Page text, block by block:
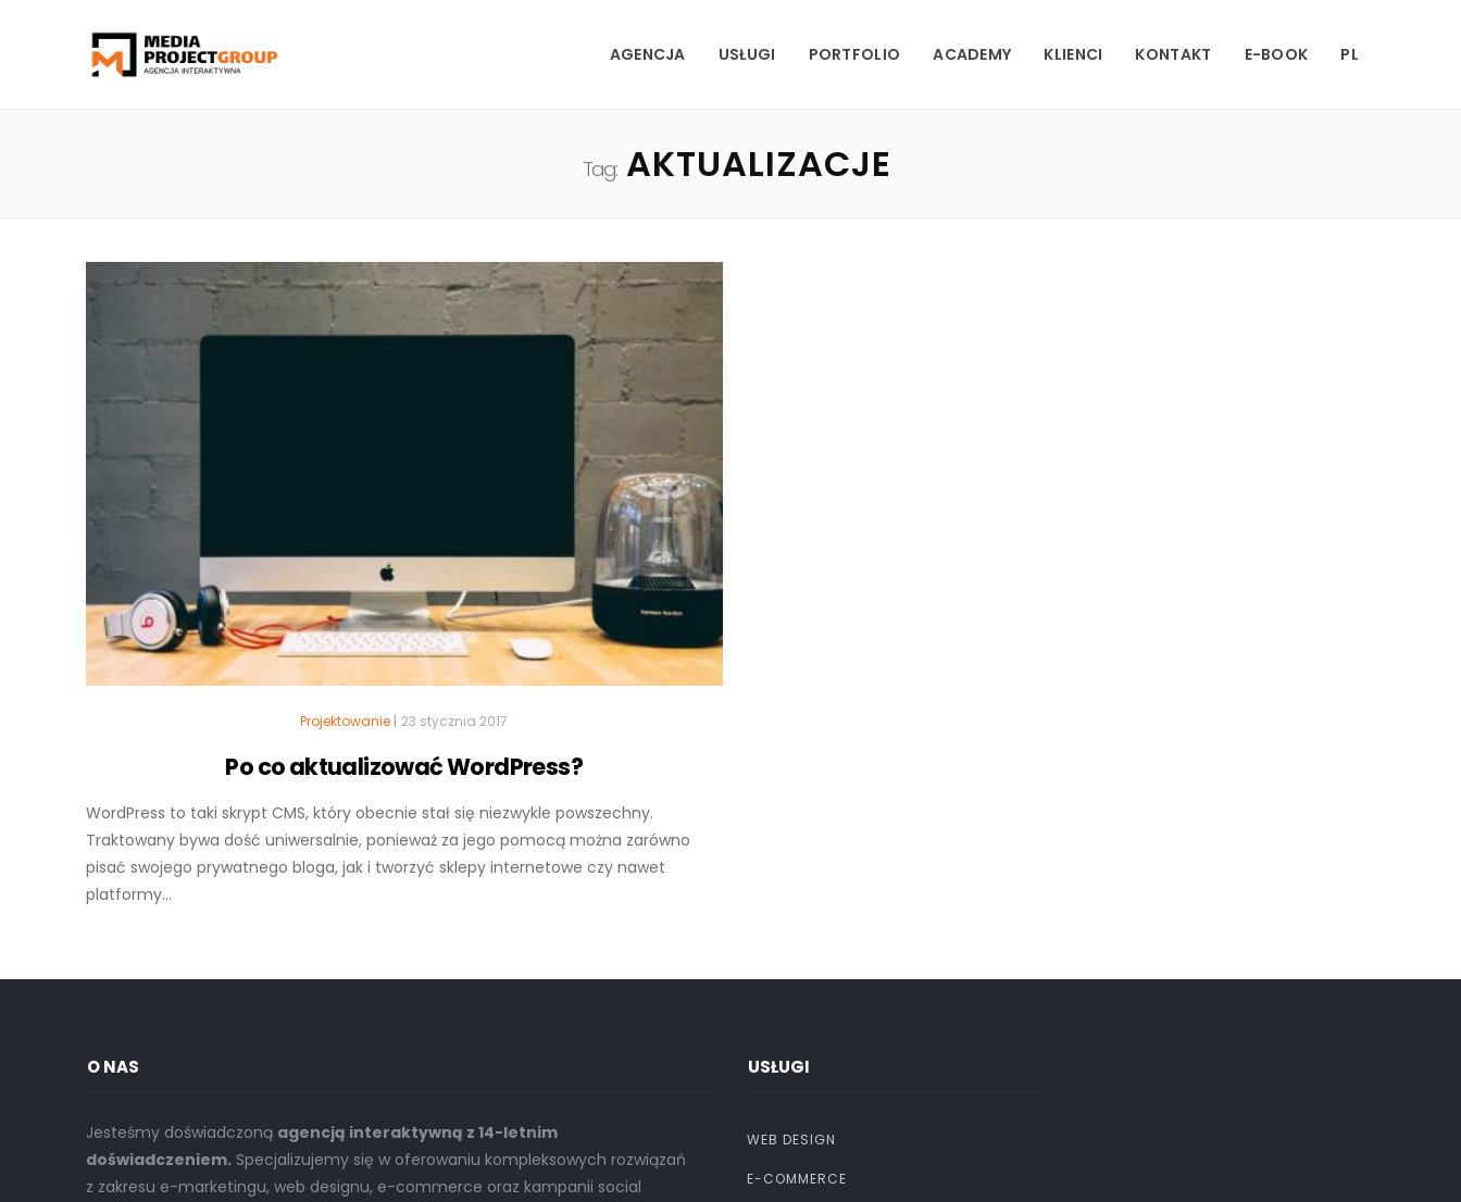
AGENCJA USŁUGI PORTFOLIO ACADEMY KLIENCI KONTAKT E-BOOK PL
Tag:AKTUALIZACJE
Projektowanie | 23 stycznia 2017
Po co aktualizować WordPress?
WordPress to taki skrypt CMS, który obecnie stał się niezwykle powszechny.
Traktowany bywa dość uniwersalnie, ponieważ za jego pomocą można zarówno
pisać swojego prywatnego bloga, jak i tworzyć sklepy internetowe czy nawet
platformy...
O NAS
Jesteśmy doświadczoną agencją interaktywną z 14-letnim
doświadczeniem. Specjalizujemy się w oferowaniu kompleksowych rozwiązań
z zakresu e-marketingu, web designu, e-commerce oraz kampanii social
USŁUGI
WEB DESIGN
E-COMMERCE